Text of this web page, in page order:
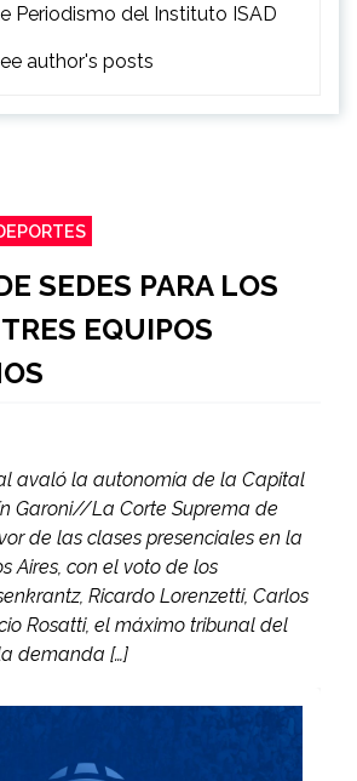
Periodismo del Instituto ISAD
author's posts
SEDES PARA LOS
EQUIPOS
avaló la autonomía de la Capital
Garoni//La Corte Suprema de
de las clases presenciales en la
Aires, con el voto de los
Ricardo Lorenzetti, Carlos
Rosatti, el máximo tribunal del
demanda […]